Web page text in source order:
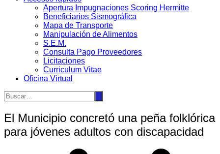
Apertura Impugnaciones Scoring Hermitte
Beneficiarios Sismográfica
Mapa de Transporte
Manipulación de Alimentos
S.E.M.
Consulta Pago Proveedores
Licitaciones
Curriculum Vitae
Oficina Virtual
El Municipio concretó una peña folklórica
para jóvenes adultos con discapacidad